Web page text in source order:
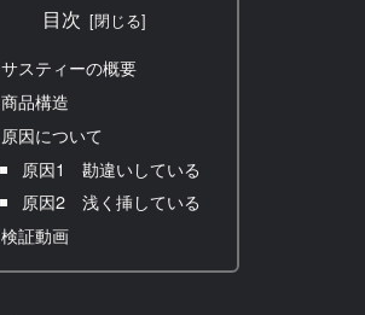
目次
サスティーの概要
商品構造
原因について
原因1 勘違いしている
原因2 浅く挿している
検証動画